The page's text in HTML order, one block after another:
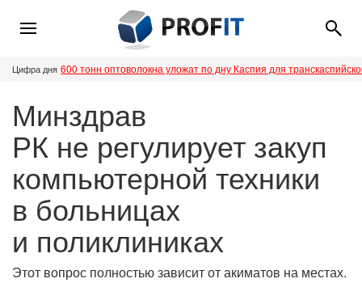
Цифра дня 600 тонн оптоволокна уложат по дну Каспия для
Минздрав
РК не регулирует закуп
компьютерной техники
в больницах
и поликлиниках
Этот вопрос полностью зависит от акиматов на местах.